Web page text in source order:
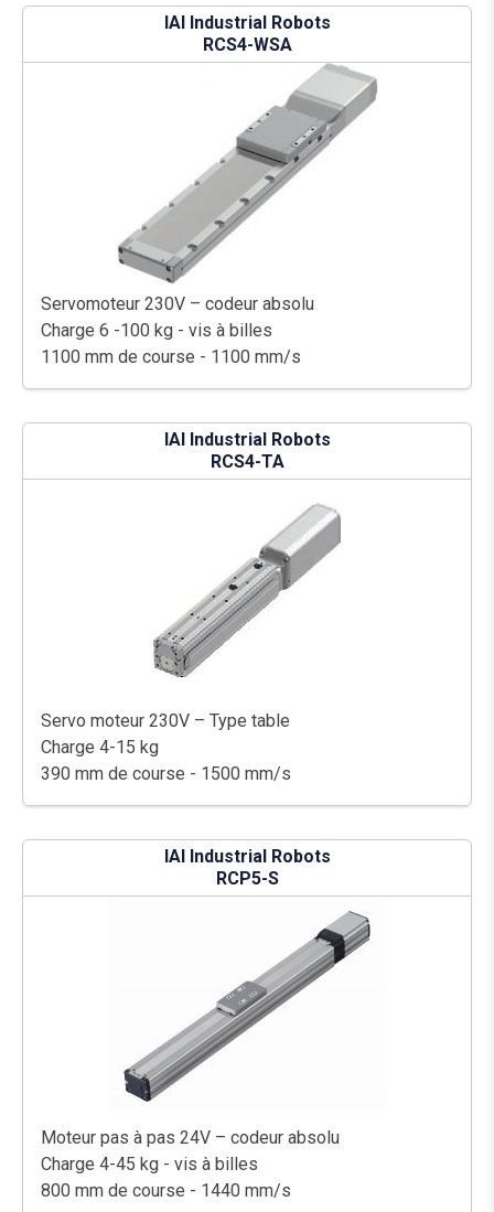
IAI Industrial Robots
RCS4-WSA
Servomoteur 230V – codeur absolu
Charge 6 -100 kg - vis à billes
1100 mm de course - 1100 mm/s
IAI Industrial Robots
RCS4-TA
Servo moteur 230V – Type table
Charge 4-15 kg
390 mm de course - 1500 mm/s
IAI Industrial Robots
RCP5-S
Moteur pas à pas 24V – codeur absolu
Charge 4-45 kg - vis à billes
800 mm de course - 1440 mm/s